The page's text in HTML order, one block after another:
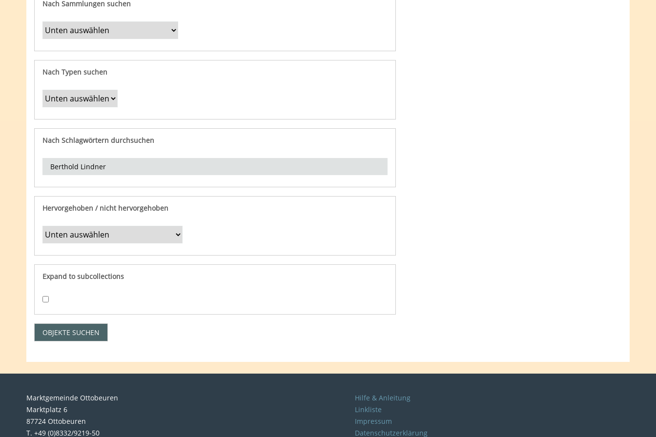
Nach Sammlungen suchen
Nach Typen suchen
Nach Schlagwörtern durchsuchen
Hervorgehoben / nicht hervorgehoben
Expand to subcollections
Marktgemeinde Ottobeuren
Marktplatz 6
87724 Ottobeuren
T. +49 (0)8332/9219-50
Hilfe & Anleitung
Linkliste
Impressum
Datenschutzerklärung